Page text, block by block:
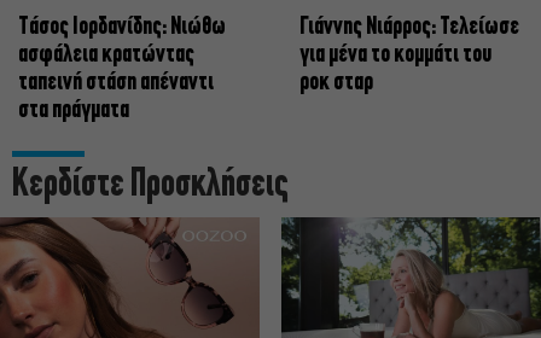
Tάσος Ιορδανίδης: Νιώθω
ασφάλεια κρατώντας
ταπεινή στάση απέναντι
στα πράγματα
Γιάννης Νιάρρος: Τελείωσε
για μένα το κομμάτι του
ροκ σταρ
Κερδίστε Προσκλήσεις